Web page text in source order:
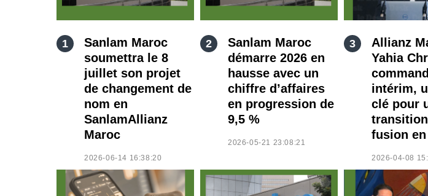
Sanlam Maroc
soumettra le 8
juillet son projet
de changement de
nom en
SanlamAllianz
Maroc
2026-06-14 16:38:20
Sanlam Maroc
démarre 2026 en
hausse avec un
chiffre d’affaires
en progression de
9,5 %
2026-05-21 23:08:21
Allianz
Yahia
intérim,
clé pour
fusion
2026-04-08